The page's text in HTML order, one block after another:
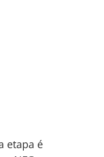
etapa é